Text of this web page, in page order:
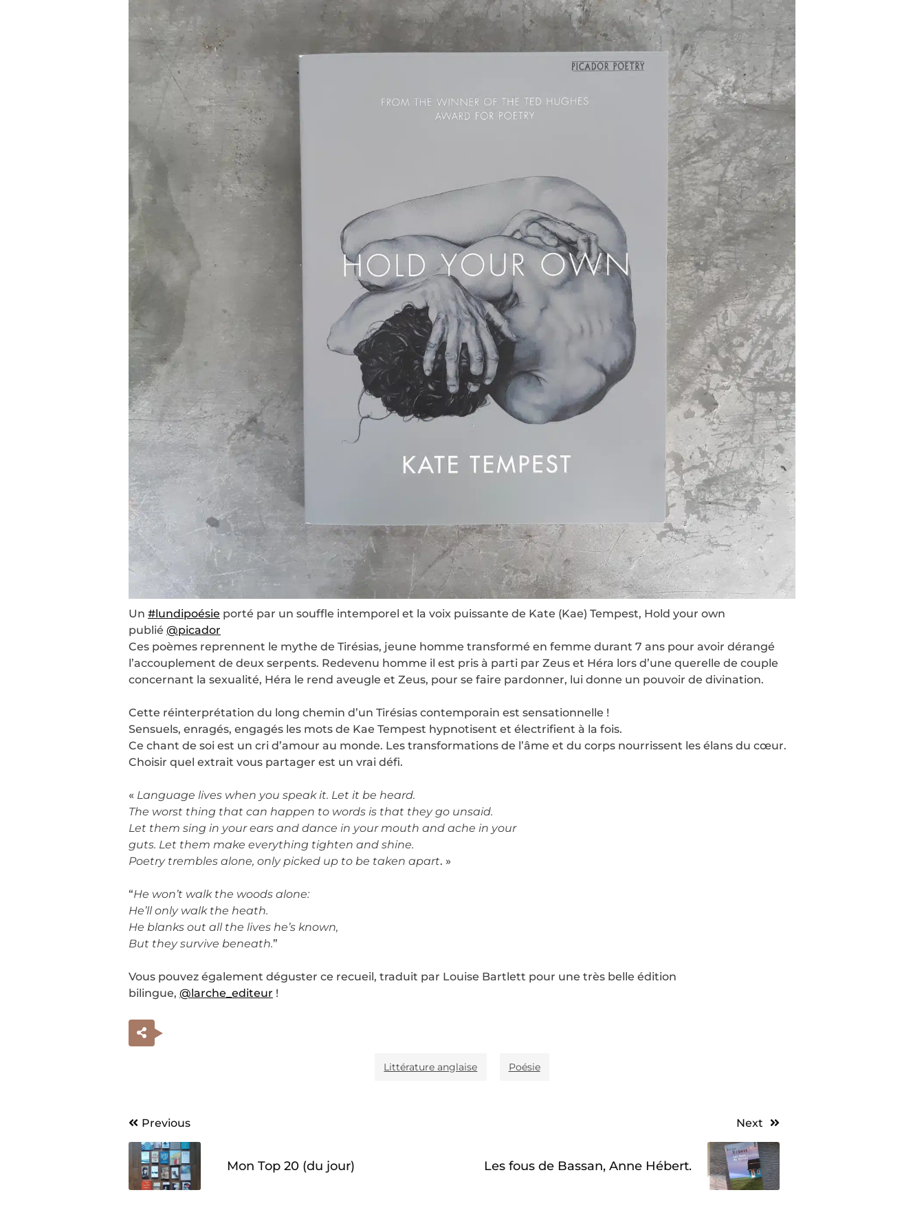
Un #lundipoésie porté par un souffle intemporel et la voix puissante de Kate (Kae) Tempest, Hold your own
publié @picador
Ces poèmes reprennent le mythe de Tirésias, jeune homme transformé en femme durant 7 ans pour avoir dérangé
l’accouplement de deux serpents. Redevenu homme il est pris à parti par Zeus et Héra lors d’une querelle de couple
concernant la sexualité, Héra le rend aveugle et Zeus, pour se faire pardonner, lui donne un pouvoir de divination.
Cette réinterprétation du long chemin d’un Tirésias contemporain est sensationnelle !
Sensuels, enragés, engagés les mots de Kae Tempest hypnotisent et électrifient à la fois.
Ce chant de soi est un cri d’amour au monde. Les transformations de l’âme et du corps nourrissent les élans du cœur.
Choisir quel extrait vous partager est un vrai défi.
« Language lives when you speak it. Let it be heard.
The worst thing that can happen to words is that they go unsaid.
Let them sing in your ears and dance in your mouth and ache in your
guts. Let them make everything tighten and shine.
Poetry trembles alone, only picked up to be taken apart. »
“He won’t walk the woods alone:
He’ll only walk the heath.
He blanks out all the lives he’s known,
But they survive beneath.”
Vous pouvez également déguster ce recueil, traduit par Louise Bartlett pour une très belle édition
bilingue, @larche_editeur !
Littérature anglaise Poésie
Navigation
de
l’article
Previous
Mon Top 20 (du jour)
Next
Les fous de Bassan, Anne Hébert.